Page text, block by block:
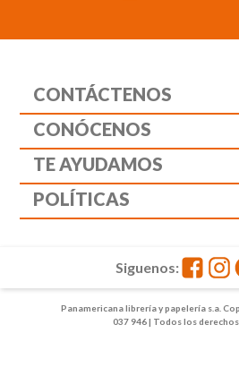
CONTÁCTENOS
CONÓCENOS
TE AYUDAMOS
POLÍTICAS
Panamericana librería y papelería s.a.
037 946 | Todos los
Siguenos: